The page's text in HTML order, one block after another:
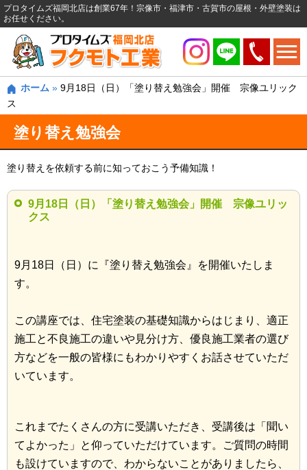
プロタイムズ福岡北店は創業67年！宗像市・福津市・古賀市の屋根・外壁塗装は
お任せください。
ホーム » 9月18日（日）「塗り替え勉強会」開催 宗像ユリック
ス
塗り替え勉強会
塗り替えを依頼する前に知っておこう予備知識！
9月18日（日）「塗り替え勉強会」開催 宗像ユリッ
クス
9月18日（日）に『塗り替え勉強会』を開催いたしま
す。
この講座では、住宅塗装の基礎知識からはじまり、適正
施工と不良施工の違いや見分け方、優良施工業者の選び
方などを一般の皆様にもわかりやすくお話させていただ
いています。
これまでたくさんの方に受講いただき、受講後は「聞い
てよかった」と仰っていただけています。ご質問の時間
も設けていますので、わからないことがありましたら、